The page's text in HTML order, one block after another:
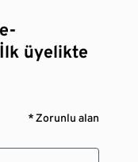
üyelikte
* Zorunlu alan